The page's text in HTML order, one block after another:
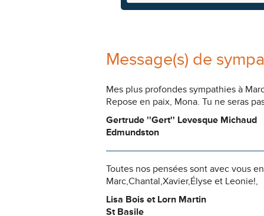
Message(s) de
Mes plus profondes sympathies à
Repose en paix, Mona. Tu ne seras
Gertrude ''Gert'' Levesque Michaud
Edmundston
Toutes nos pensées sont avec vous
Marc,Chantal,Xavier,Élyse et Leonie!,
Lisa Bois et Lorn Martin
St Basile